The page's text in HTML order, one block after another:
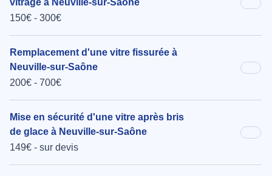
vitrage à Neuville-sur-Saône
150€ - 300€
Remplacement d'une vitre fissurée à
Neuville-sur-Saône
200€ - 700€
Mise en sécurité d'une vitre après bris
de glace à Neuville-sur-Saône
149€ - sur devis